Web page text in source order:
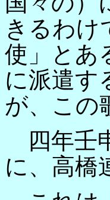
きるわけ
使」とあ
に派遣す
が、この
四年壬
に、高橋